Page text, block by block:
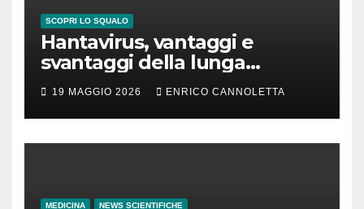
SCOPRI LO SQUALO
Hantavirus, vantaggi e
svantaggi della lunga
incubazione
19 MAGGIO 2026 ENRICO CANNOLETTA
MEDICINA NEWS SCIENTIFICHE